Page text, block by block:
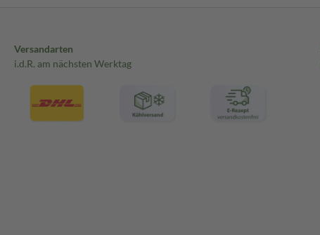
Versandarten
i.d.R. am nächsten Werktag